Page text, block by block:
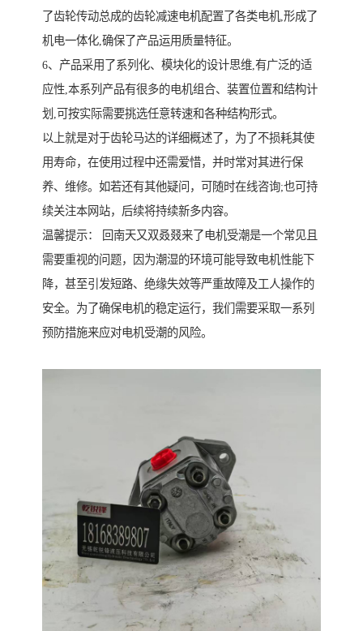
了齿轮传动总成的齿轮减速电机配置了各类电机,形成了
机电一体化,确保了产品运用质量特征。
6、产品采用了系列化、模块化的设计思维,有广泛的适
应性,本系列产品有很多的电机组合、装置位置和结构计
划,可按实际需要挑选任意转速和各种结构形式。
以上就是对于齿轮马达的详细概述了，为了不损耗其使
用寿命，在使用过程中还需爱惜，并时常对其进行保
养、维修。如若还有其他疑问，可随时在线咨询;也可持
续关注本网站，后续将持续新多内容。
温馨提示： 回南天又双叒叕来了电机受潮是一个常见且
需要重视的问题，因为潮湿的环境可能导致电机性能下
降，甚至引发短路、绝缘失效等严重故障及工人操作的
安全。为了确保电机的稳定运行，我们需要采取一系列
预防措施来应对电机受潮的风险。